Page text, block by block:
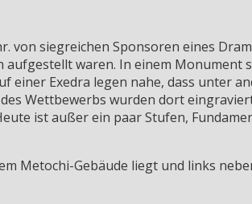
von siegreichen Sponsoren eines
waren. In einem Monument
Exedra legen nahe, dass unter
Wettbewerbs wurden dort
ist außer ein paar Stufen,
Metochi-Gebäude liegt und links